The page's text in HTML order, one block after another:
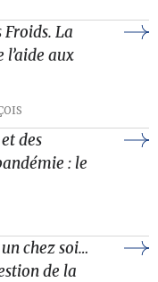
La
aux
des
: le
chez soi…
de la